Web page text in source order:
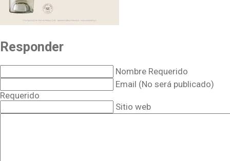
Responder
Nombre Requerido
Email (No será publicado)
Requerido
Sitio web